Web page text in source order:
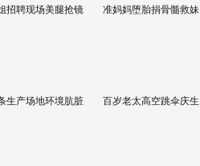
招聘现场美腿抢镜 准妈妈堕胎捐骨髓救妹
生产场地环境肮脏 百岁老太高空跳伞庆生